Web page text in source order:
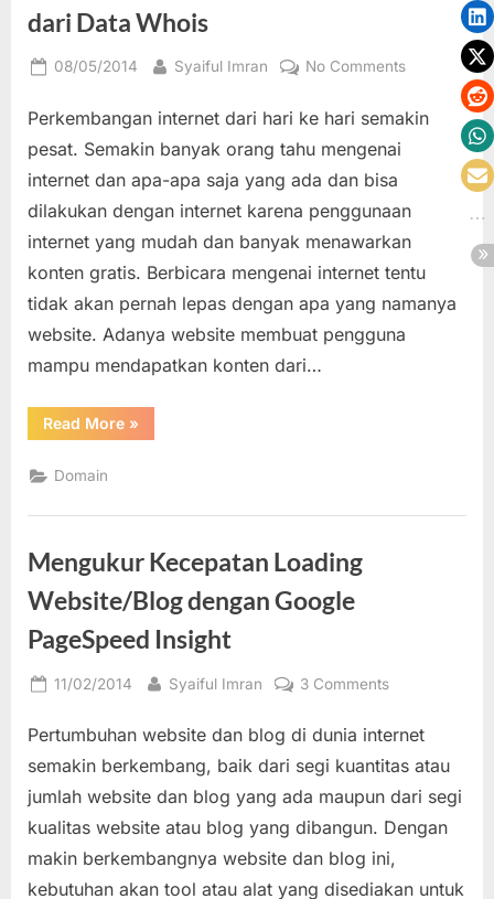
dari Data Whois
Posted
08/05/2014 By
Syaiful Imran No Commentson
Mengetahui
Pemilik
dari
Data
Whois
Perkembangan internet dari hari ke hari semakin
pesat. Semakin banyak orang tahu mengenai
internet dan apa-apa saja yang ada dan bisa
dilakukan dengan internet karena penggunaan
internet yang mudah dan banyak menawarkan
konten gratis. Berbicara mengenai internet tentu
tidak akan pernah lepas dengan apa yang namanya
website. Adanya website membuat pengguna
mampu mendapatkan konten dari…
Read More“Mengetahui
Pemilik
Data
»
Domain
Mengukur Kecepatan Loading
Website/Blog dengan Google
PageSpeed Insight
Posted
11/02/2014 By
Syaiful Imran 3 Commentson
Kecepatan
Loading
dengan
Google
PageSpeed
Insight
Pertumbuhan website dan blog di dunia internet
semakin berkembang, baik dari segi kuantitas atau
jumlah website dan blog yang ada maupun dari segi
kualitas website atau blog yang dibangun. Dengan
makin berkembangnya website dan blog ini,
kebutuhan akan tool atau alat yang disediakan untuk